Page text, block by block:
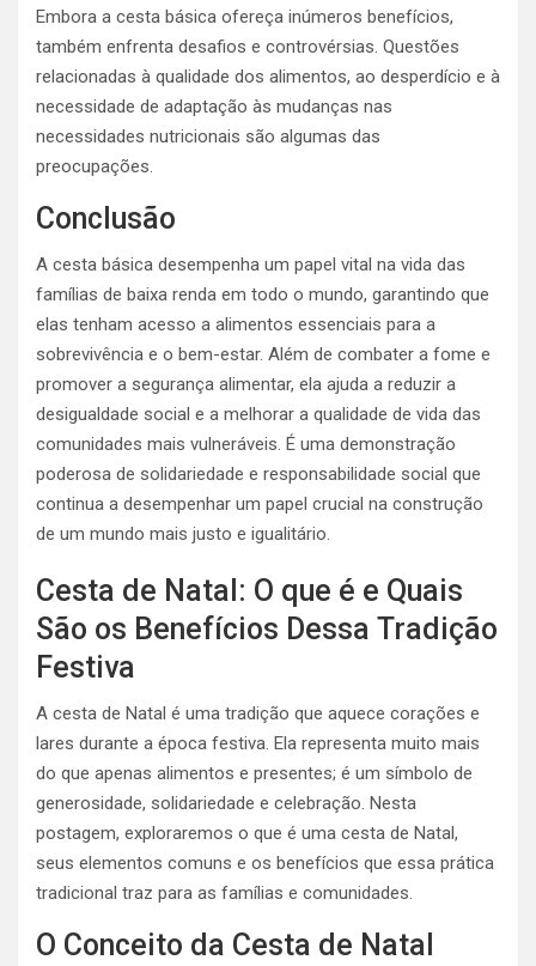
Embora a cesta básica ofereça inúmeros benefícios,
também enfrenta desafios e controvérsias. Questões
relacionadas à qualidade dos alimentos, ao desperdício e à
necessidade de adaptação às mudanças nas
necessidades nutricionais são algumas das
preocupações.
Conclusão
A cesta básica desempenha um papel vital na vida das
famílias de baixa renda em todo o mundo, garantindo que
elas tenham acesso a alimentos essenciais para a
sobrevivência e o bem-estar. Além de combater a fome e
promover a segurança alimentar, ela ajuda a reduzir a
desigualdade social e a melhorar a qualidade de vida das
comunidades mais vulneráveis. É uma demonstração
poderosa de solidariedade e responsabilidade social que
continua a desempenhar um papel crucial na construção
de um mundo mais justo e igualitário.
Cesta de Natal: O que é e Quais
São os Benefícios Dessa Tradição
Festiva
A cesta de Natal é uma tradição que aquece corações e
lares durante a época festiva. Ela representa muito mais
do que apenas alimentos e presentes; é um símbolo de
generosidade, solidariedade e celebração. Nesta
postagem, exploraremos o que é uma cesta de Natal,
seus elementos comuns e os benefícios que essa prática
tradicional traz para as famílias e comunidades.
O Conceito da Cesta de Natal